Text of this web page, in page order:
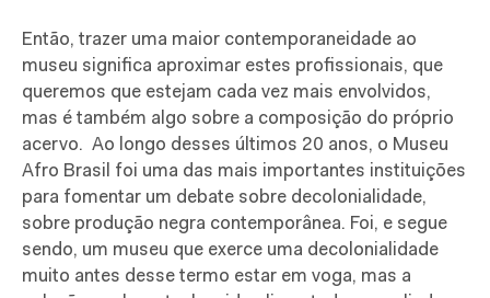
Então, trazer uma maior contemporaneidade ao
museu significa aproximar estes profissionais, que
queremos que estejam cada vez mais envolvidos,
mas é também algo sobre a composição do próprio
acervo. Ao longo desses últimos 20 anos, o Museu
Afro Brasil foi uma das mais importantes instituições
para fomentar um debate sobre decolonialidade,
sobre produção negra contemporânea. Foi, e segue
sendo, um museu que exerce uma decolonialidade
muito antes desse termo estar em voga, mas a